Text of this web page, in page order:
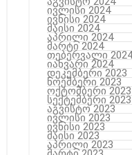
ივლისი 2024
ივნისი 2024
მაისი 2024
აპრილი 2024
მარტი 2024
თებერვალი 2024
იანვარი 2024
დეკემბერი 2023
ნოემბერი 2023
ოქტომბერი 2023
სექტემბერი 2023
აგვისტო 2023
ივლისი 2023
ივნისი 2023
მაისი 2023
აპრილი 2023